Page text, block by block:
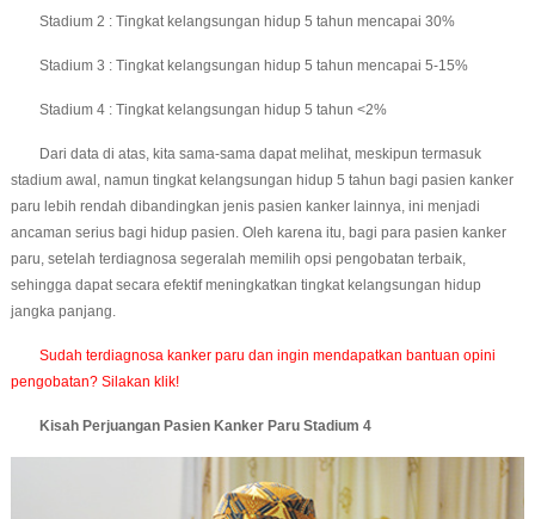
Stadium 2 : Tingkat kelangsungan hidup 5 tahun mencapai 30%
Stadium 3 : Tingkat kelangsungan hidup 5 tahun mencapai 5-15%
Stadium 4 : Tingkat kelangsungan hidup 5 tahun <2%
Dari data di atas, kita sama-sama dapat melihat, meskipun termasuk
stadium awal, namun tingkat kelangsungan hidup 5 tahun bagi pasien kanker
paru lebih rendah dibandingkan jenis pasien kanker lainnya, ini menjadi
ancaman serius bagi hidup pasien. Oleh karena itu, bagi para pasien kanker
paru, setelah terdiagnosa segeralah memilih opsi pengobatan terbaik,
sehingga dapat secara efektif meningkatkan tingkat kelangsungan hidup
jangka panjang.
Sudah terdiagnosa kanker paru dan ingin mendapatkan bantuan opini
pengobatan? Silakan klik!
Kisah Perjuangan Pasien Kanker Paru Stadium 4